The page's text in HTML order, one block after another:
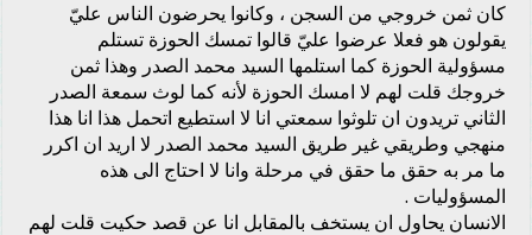
كان ثمن خروجي من السجن ، وكانوا يحرضون الناس عليّ
يقولون هو فعلا عرضوا عليّ قالوا تمسك الحوزة تستلم
مسؤولية الحوزة كما استلمها السيد محمد الصدر وهذا ثمن
خروجك قلت لهم لا امسك الحوزة لأنه كما لوث سمعة الصدر
الثاني تريدون ان تلوثوا سمعتي انا لا استطيع اتحمل هذا انا هذا
منهجي وطريقي غير طريق السيد محمد الصدر لا اريد ان اكرر
ما مر به حقق ما حقق في مرحلة وانا لا احتاج الى هذه
المسؤوليات .
الانسان يحاول ان يستخف بالمقابل انا عن قصد حكيت قلت لهم